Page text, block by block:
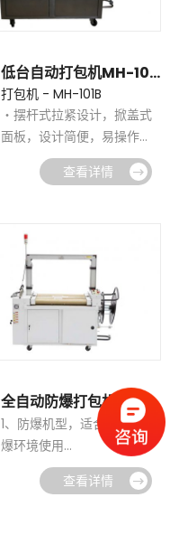
低台自动打包机MH-101B
打包机 - MH-101B
・摆杆式拉紧设计，掀盖式
面板，设计简便，易操作
・钢制刀盒经久耐磨，刀片
锋利，细节精致
・轻松打包，效率更高，低
台自动打包机打包更牢固！
查看详情
全自动防爆打包机MH-102A-F
1、防爆机型，适合于易燃易
爆环境使用
2、高于国家标准级别的防爆
等级，使用更安全
查看详情